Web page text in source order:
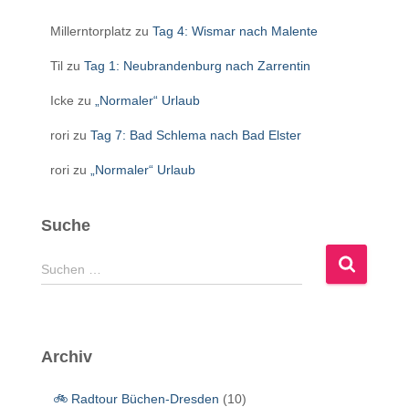
Millerntorplatz zu Tag 4: Wismar nach Malente
Til zu Tag 1: Neubrandenburg nach Zarrentin
Icke zu „Normaler“ Urlaub
rori zu Tag 7: Bad Schlema nach Bad Elster
rori zu „Normaler“ Urlaub
Suche
S
u
n
Suchen …
Archiv
🚲 Radtour Büchen-Dresden (10)